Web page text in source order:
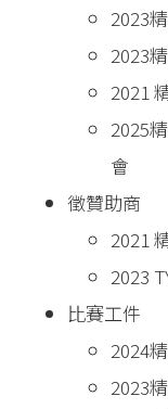
2023
2023
2021
2025
會
徵贊助商
2021
2023
比賽工件
2024
2023